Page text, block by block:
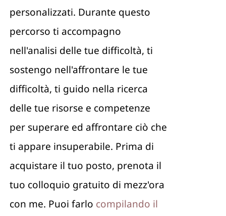
personalizzati. Durante questo
percorso ti accompagno
nell'analisi delle tue difficoltà, ti
sostengo nell'affrontare le tue
difficoltà, ti guido nella ricerca
delle tue risorse e competenze
per superare ed affrontare ciò che
ti appare insuperabile. Prima di
acquistare il tuo posto, prenota il
tuo colloquio gratuito di mezz'ora
con me. Puoi farlo compilando il